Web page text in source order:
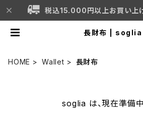
税込15.000円以上お買い上
長財布 | soglia
HOME Wallet 長財布
soglia は、現在準備中